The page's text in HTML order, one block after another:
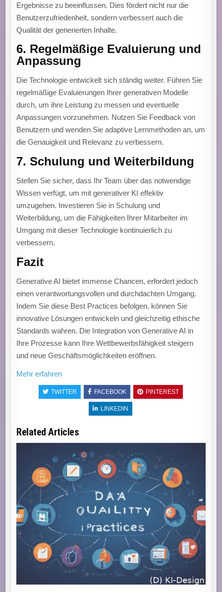
Ergebnisse zu beeinflussen. Dies fördert nicht nur die
Benutzerzufriedenheit, sondern verbessert auch die
Qualität der generierten Inhalte.
6. Regelmäßige Evaluierung und
Anpassung
Die Technologie entwickelt sich ständig weiter. Führen Sie
regelmäßige Evaluierungen Ihrer generativen Modelle
durch, um ihre Leistung zu messen und eventuelle
Anpassungen vorzunehmen. Nutzen Sie Feedback von
Benutzern und wenden Sie adaptive Lernmethoden an, um
die Genauigkeit und Relevanz zu verbessern.
7.Schulung und Weiterbildung
Stellen Sie sicher, dass Ihr Team über das notwendige
Wissen verfügt, um mit generativer KI effektiv
umzugehen. Investieren Sie in Schulung und
Weiterbildung, um die Fähigkeiten Ihrer Mitarbeiter im
Umgang mit dieser Technologie kontinuierlich zu
verbessern.
Fazit
Generative AI bietet immense Chancen, erfordert jedoch
einen verantwortungsvollen und durchdachten Umgang.
Indem Sie diese Best Practices befolgen, können Sie
innovative Lösungen entwickeln und gleichzeitig ethische
Standards wahren. Die Integration von Generative AI in
Ihre Prozesse kann Ihre Wettbewerbsfähigkeit steigern
und neue Geschäftsmöglichkeiten eröffnen.
Mehr erfahren
TWITTER FACEBOOK PINTEREST
LINKEDIN
Related Articles